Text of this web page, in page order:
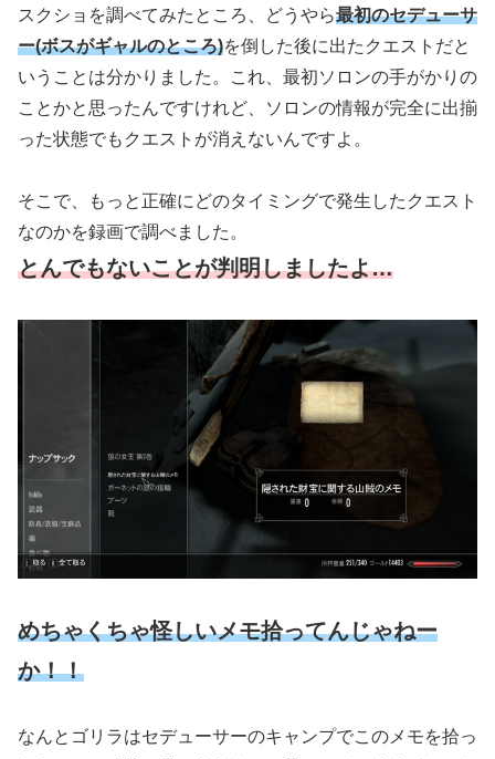
スクショを調べてみたところ、どうやら最初のセデューサ
ー(ボスがギャルのところ)を倒した後に出たクエストだと
いうことは分かりました。これ、最初ソロンの手がかりの
ことかと思ったんですけれど、ソロンの情報が完全に出揃
った状態でもクエストが消えないんですよ。
そこで、もっと正確にどのタイミングで発生したクエスト
なのかを録画で調べました。
とんでもないことが判明しましたよ…
めちゃくちゃ怪しいメモ拾ってんじゃねー
か！！
なんとゴリラはセデューサーのキャンプでこのメモを拾っ